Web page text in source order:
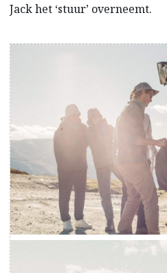
Jack het ‘stuur’ overneemt.